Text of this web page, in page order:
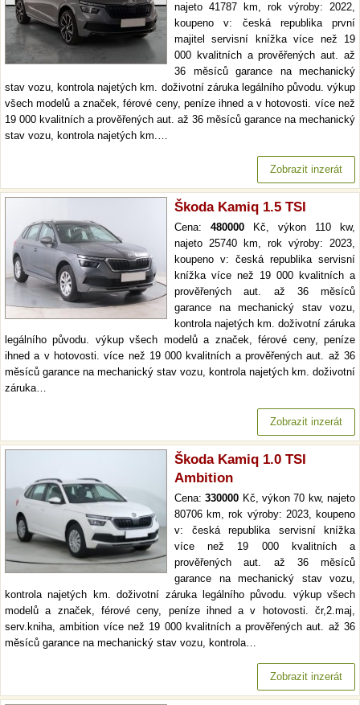
najeto 41787 km, rok výroby: 2022,
koupeno v: česká republika první
majitel servisní knížka více než 19
000 kvalitních a prověřených aut. až
36 měsíců garance na mechanický
stav vozu, kontrola najetých km. doživotní záruka legálního původu. výkup
všech modelů a značek, férové ceny, peníze ihned a v hotovosti. více než
19 000 kvalitních a prověřených aut. až 36 měsíců garance na mechanický
stav vozu, kontrola najetých km.…
Zobrazit inzerát
Škoda Kamiq 1.5 TSI
Cena: 480000 Kč, výkon 110 kw,
najeto 25740 km, rok výroby: 2023,
koupeno v: česká republika servisní
knížka více než 19 000 kvalitních a
prověřených aut. až 36 měsíců
garance na mechanický stav vozu,
kontrola najetých km. doživotní záruka
legálního původu. výkup všech modelů a značek, férové ceny, peníze
ihned a v hotovosti. více než 19 000 kvalitních a prověřených aut. až 36
měsíců garance na mechanický stav vozu, kontrola najetých km. doživotní
záruka…
Zobrazit inzerát
Škoda Kamiq 1.0 TSI
Ambition
Cena:330000 Kč, výkon 70 kw, najeto
80706 km, rok výroby: 2023, koupeno
v: česká republika servisní knížka
více než 19 000 kvalitních a
prověřených aut. až 36 měsíců
garance na mechanický stav vozu,
kontrola najetých km. doživotní záruka legálního původu. výkup všech
modelů a značek, férové ceny, peníze ihned a v hotovosti. čr,2.maj,
serv.kniha, ambition více než 19 000 kvalitních a prověřených aut. až 36
měsíců garance na mechanický stav vozu, kontrola…
Zobrazit inzerát